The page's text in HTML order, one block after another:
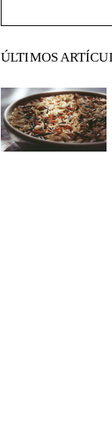
ÚLTIMOS